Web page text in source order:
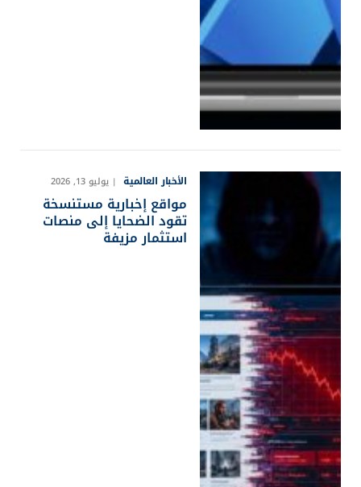
الأخبار العالمية يوليو 13, 2026
مواقع إخبارية مستنسخة
تقود الضحايا إلى منصات
استثمار مزيفة